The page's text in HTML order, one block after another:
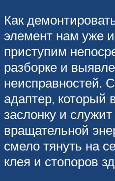
Как
элемент нам уже
приступим
разборке и
неисправностей.
адаптер, который
заслонку и
вращательной
смело тянуть на
клея и стопоров